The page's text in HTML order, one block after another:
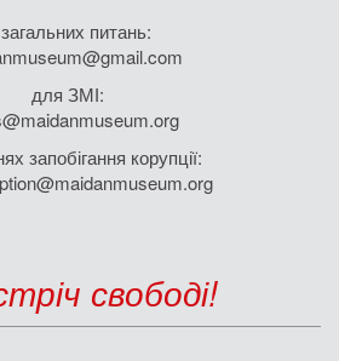
загальних питань:
для ЗМІ:
запобігання корупції:
свободі!